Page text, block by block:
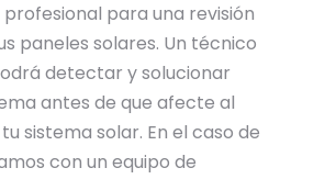
para una revisión
paneles solares. Un técnico
detectar y solucionar
antes de que afecte al
sistema solar. En el caso de
con un equipo de